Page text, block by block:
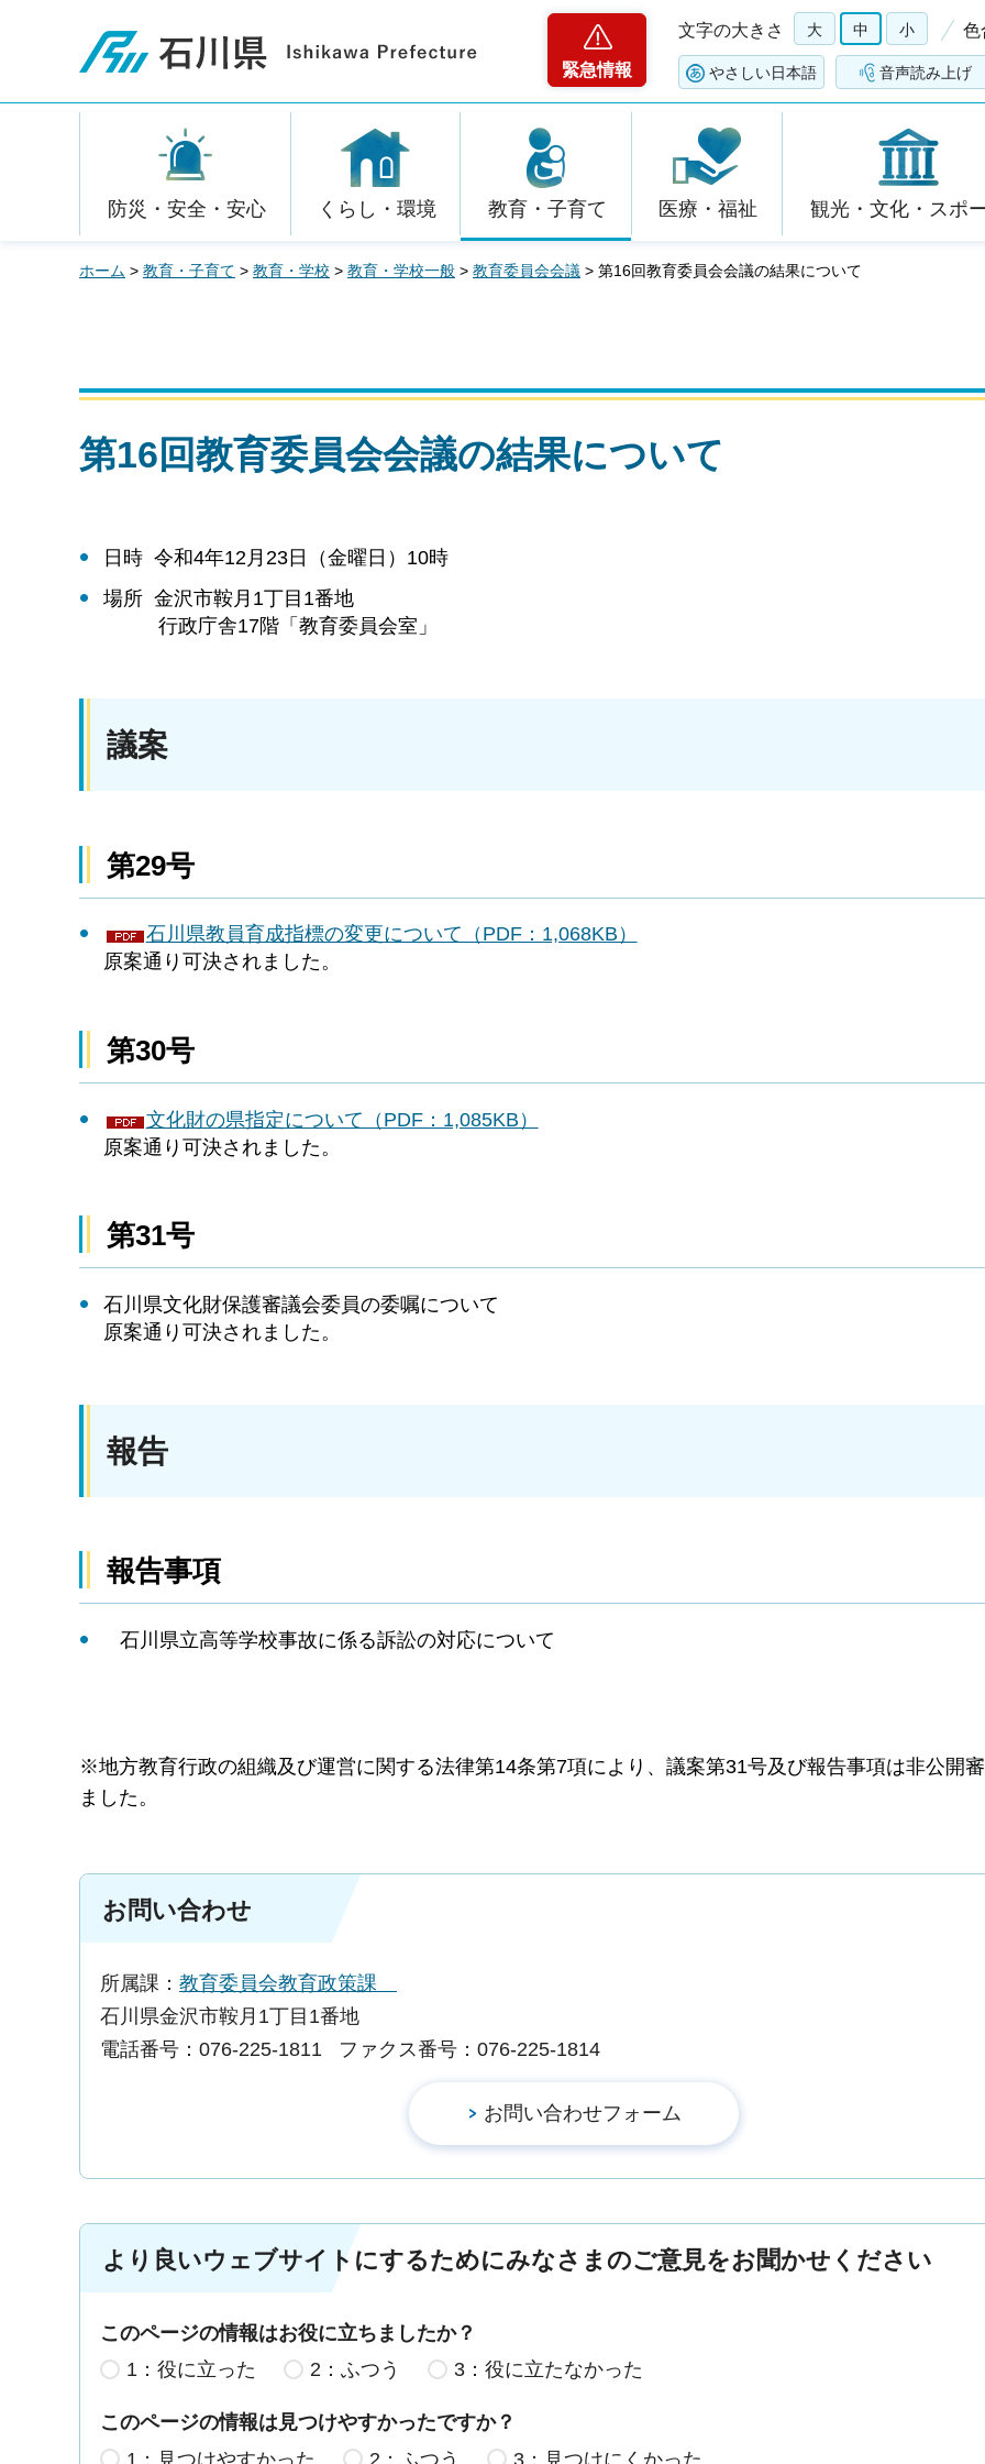
石川県
緊急情報
文字の大きさ 大 中 小 色
やさしい日本語 音声読み上げ
防災・安全・安心 くらし・環境 教育・子育て 医療・福祉 観光・文化・スポ
ホーム > 教育・子育て > 教育・学校 > 教育・学校一般 > 教育委員会会議 > 第16回教育委員会会議の結果について
第16回教育委員会会議の結果について
日時 令和4年12月23日（金曜日）10時
場所 金沢市鞍月1丁目1番地
行政庁舎17階「教育委員会室」
議案
第29号
石川県教員育成指標の変更について（PDF：1,068KB）
原案通り可決されました。
第30号
文化財の県指定について（PDF：1,085KB）
原案通り可決されました。
第31号
石川県文化財保護審議会委員の委嘱について
原案通り可決されました。
報告
報告事項
石川県立高等学校事故に係る訴訟の対応について
※地方教育行政の組織及び運営に関する法律第14条第7項により、議案第31号及び報告事項は非公開
ました。
お問い合わせ
所属課： 教育委員会教育政策課
石川県金沢市鞍月1丁目1番地
電話番号：076-225-1811
ファクス番号：076-225-1814
より良いウェブサイトにするためにみなさまのご意見をお聞かせください
このページの情報はお役に立ちましたか？
1：役に立った
2：ふつう 3：役に立たなかった
このページの情報は見つけやすかったですか？
1：見つけやすかった
2：ふつう 3：見つけにくかった